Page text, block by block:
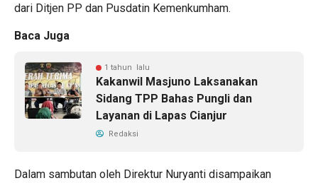
dari Ditjen PP dan Pusdatin Kemenkumham.
Baca Juga
1 tahun lalu
Kakanwil Masjuno Laksanakan
Sidang TPP Bahas Pungli dan
Layanan di Lapas Cianjur
Redaksi
Dalam sambutan oleh Direktur Nuryanti disampaikan